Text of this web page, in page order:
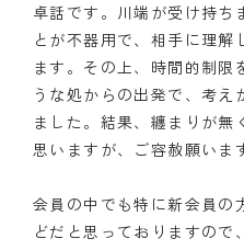
組織図
クラブのあゆみ
クラブの歴史
記念誌
卓話です。川端が受け持ち
とが不器用で、相手に理解
ます。その上、時間的制限
うな処からの出発で、考
ました。結果、纏まりが無
思いますが、ご容赦願いま
会員の中でも特に新会員の
どだと思っておりますので